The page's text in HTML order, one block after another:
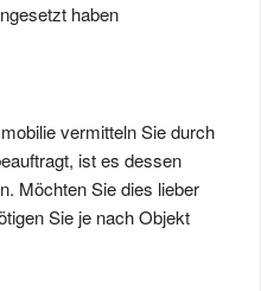
haben
vermitteln Sie durch
ist es dessen
Möchten Sie dies lieber
Sie je nach Objekt